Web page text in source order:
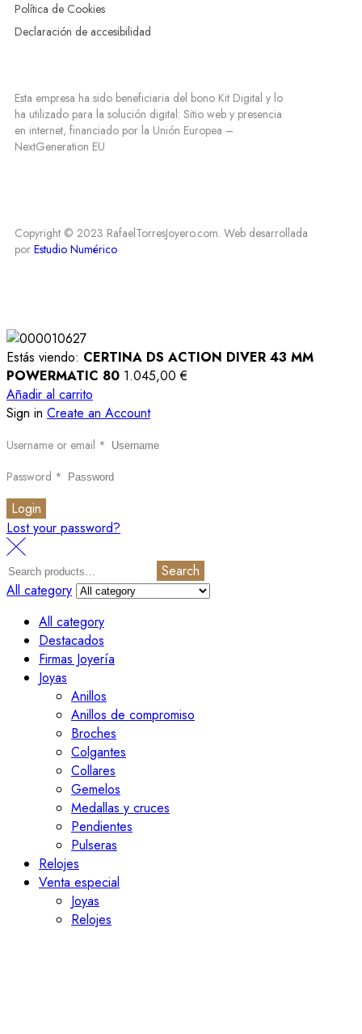
Política de Cookies
Declaración de accesibilidad
Esta empresa ha sido beneficiaria del bono Kit Digital y lo
ha utilizado para la solución digital: Sitio web y presencia
en internet, financiado por la Unión Europea –
NextGeneration EU
Copyright © 2023 RafaelTorresJoyero.com. Web desarrollada
por Estudio Numérico
Estás viendo: CERTINA DS ACTION DIVER 43 MM
POWERMATIC 80 1.045,00€
Añadir al carrito
Sign in Create an Account
Username or email *
Password *
Login
Lost your password?
Search
All category
All category
Destacados
Firmas Joyería
Joyas
Anillos
Anillos de compromiso
Broches
Colgantes
Collares
Gemelos
Medallas y cruces
Pendientes
Pulseras
Relojes
Venta especial
Joyas
Relojes